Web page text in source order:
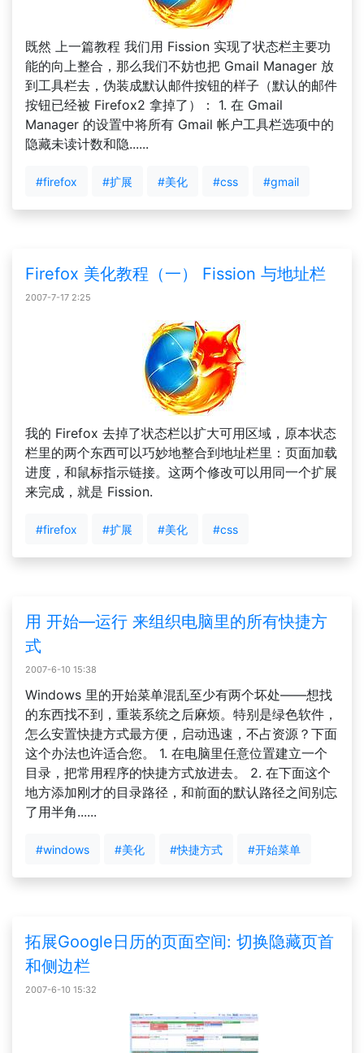
既然 上一篇教程 我们用 Fission 实现了状态栏主要功
能的向上整合，那么我们不妨也把 Gmail Manager 放
到工具栏去，伪装成默认邮件按钮的样子（默认的邮件
按钮已经被 Firefox2 拿掉了）： 1. 在 Gmail
Manager 的设置中将所有 Gmail 帐户工具栏选项中的
隐藏未读计数和隐......
#firefox #扩展 #美化 #css #gmail
Firefox 美化教程（一） Fission 与地址栏
2007-7-17 2:25
我的 Firefox 去掉了状态栏以扩大可用区域，原本状态
栏里的两个东西可以巧妙地整合到地址栏里：页面加载
进度，和鼠标指示链接。这两个修改可以用同一个扩展
来完成，就是 Fission.
#firefox #扩展 #美化 #css
用 开始—运行 来组织电脑里的所有快捷方
式
2007-6-10 15:38
Windows 里的开始菜单混乱至少有两个坏处——想找
的东西找不到，重装系统之后麻烦。特别是绿色软件，
怎么安置快捷方式最方便，启动迅速，不占资源？下面
这个办法也许适合您。 1. 在电脑里任意位置建立一个
目录，把常用程序的快捷方式放进去。 2. 在下面这个
地方添加刚才的目录路径，和前面的默认路径之间别忘
了用半角......
#windows #美化 #快捷方式 #开始菜单
拓展Google日历的页面空间: 切换隐藏页首
和侧边栏
2007-6-10 15:32